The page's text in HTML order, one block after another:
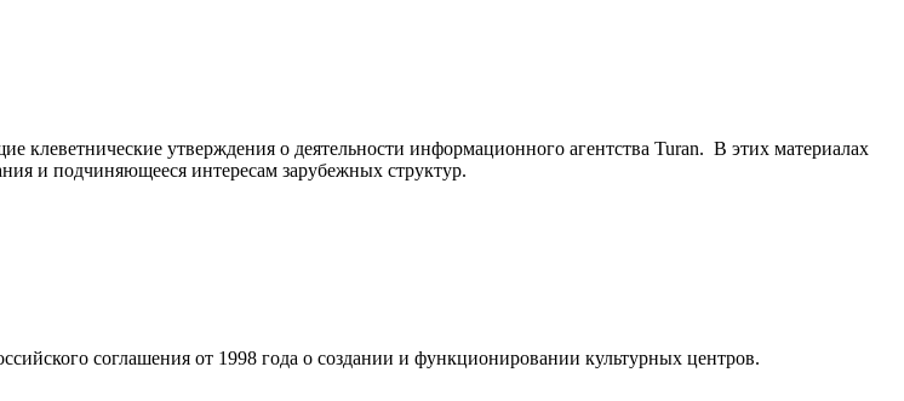
клеветнические утверждения о деятельности информационного агентства Turan. В этих материалах
и подчиняющееся интересам зарубежных структур.
соглашения от 1998 года о создании и функционировании культурных центров.